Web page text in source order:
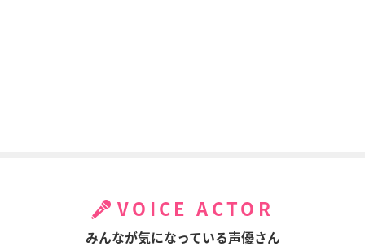
VOICE ACTOR
みんなが気になっている声優さん